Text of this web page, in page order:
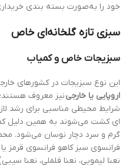
خود را به‌صورت بسته بندی
سبزی تازه گلخانه‌ای خاص
سبزیجات خاص و کمیاب
این نوع سبزیجات در کشورهای
اروپایی یا خارجینیز معروف
شرایط محیطی مناسبی برای رشد
ای کشت می‌شوند به همین دلیل
گرم و سرد دچار نوسان می‌شود.
فرانسوی سبز کاهو فرانسوی قرمز
نعنا لیمویی، نعنا فلفلی، نعنا